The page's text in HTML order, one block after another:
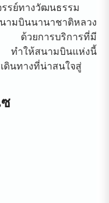
รย์ทางวัฒนธรรม
มบินนานาชาติหลวง
วยการบริการที่มี
ทำให้สนามบินแห่งนี้
ดินทางที่น่าสนใจสู่